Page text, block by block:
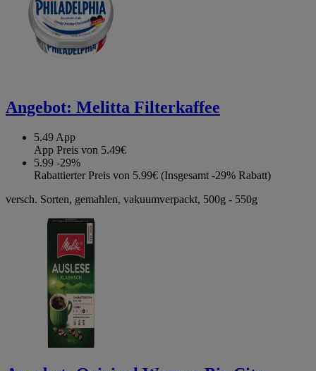
Angebot: Melitta Filterkaffee
5.49 App
App Preis von 5.49€
5.99 -29%
Rabattierter Preis von 5.99€ (Insgesamt -29% Rabatt)
versch. Sorten, gemahlen, vakuumverpackt, 500g - 550g